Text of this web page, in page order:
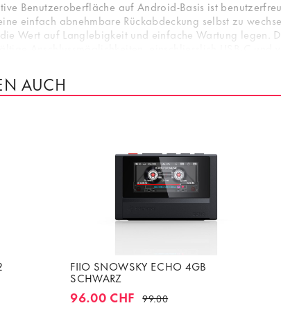
Benutzeroberfläche auf Android-Basis ist
einfach abnehmbare Rückabdeckung selbst zu
Wert auf Langlebigkeit und einfache Wartung legen.
ein eindrucksvolles Audioerlebnis.
AUCH
FIIO SNOWSKY ECHO 4GB
SCHWARZ
96.00 CHF 99.00